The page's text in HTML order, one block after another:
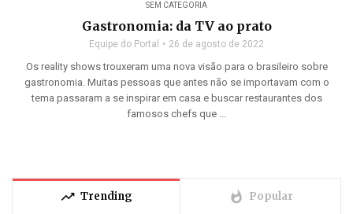
SEM CATEGORIA
Gastronomia: da TV ao prato
Equipe do Portal 26 de agosto de 2022
Os reality shows trouxeram uma nova visão para o brasileiro sobre
gastronomia. Muitas pessoas que antes não se importavam com o
tema passaram a se inspirar em casa e buscar restaurantes dos
famosos chefs que ...
trending_up Trending whatshot Popular